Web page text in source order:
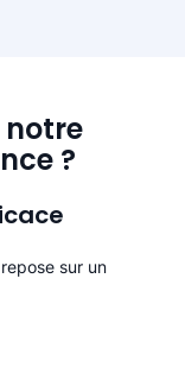
?
sur un